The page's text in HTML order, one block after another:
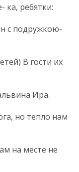
ка, ребятки:
с подружкою-
В гости их
Ира.
но тепло нам
на месте не